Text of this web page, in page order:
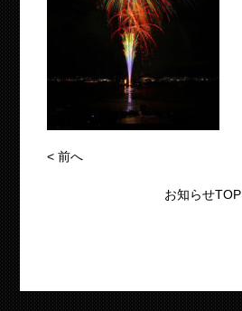
<前へ
お知らせTOP